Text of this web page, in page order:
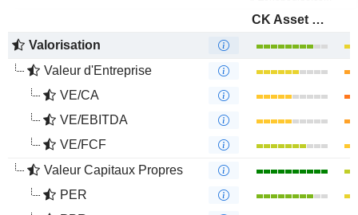
CK Asset Holdings Limited
Valorisation
Valeur d'Entreprise
VE/CA
VE/EBITDA
VE/FCF
Valeur Capitaux Propres
PER